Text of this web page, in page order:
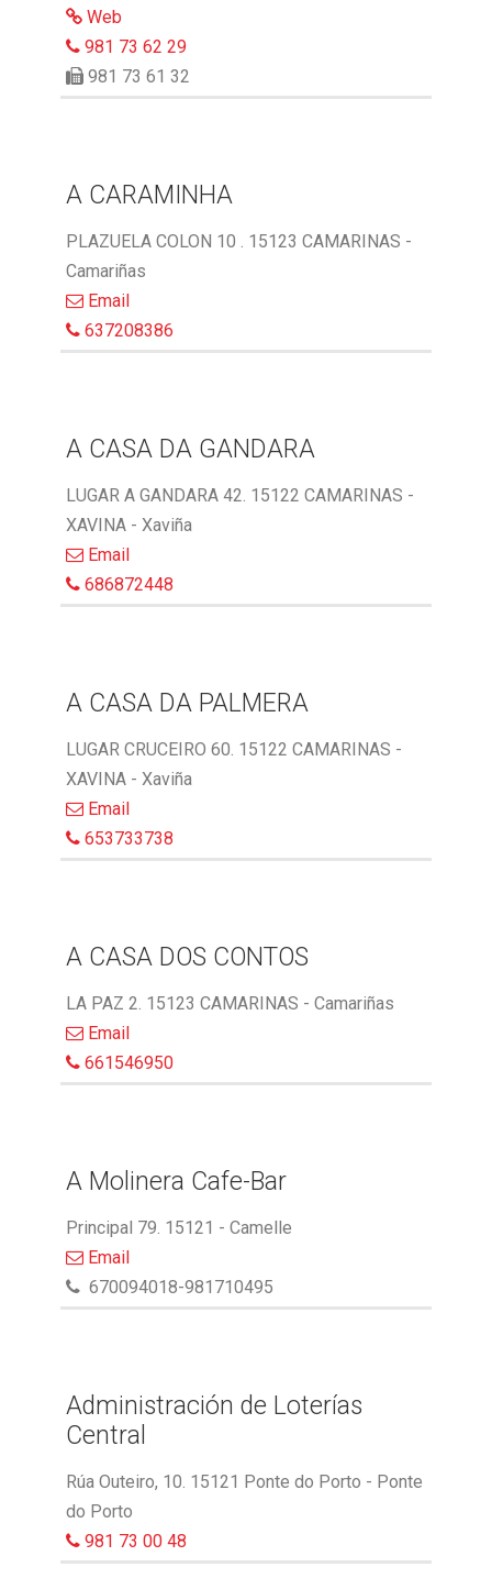
Web
981 73 62 29
981 73 61 32
A CARAMINHA
PLAZUELA COLON 10 . 15123 CAMARINAS -
Camariñas
Email
637208386
A CASA DA GANDARA
LUGAR A GANDARA 42. 15122 CAMARINAS -
XAVINA - Xaviña
Email
686872448
A CASA DA PALMERA
LUGAR CRUCEIRO 60. 15122 CAMARINAS -
XAVINA - Xaviña
Email
653733738
A CASA DOS CONTOS
LA PAZ 2. 15123 CAMARINAS - Camariñas
Email
661546950
A Molinera Cafe-Bar
Principal 79. 15121 - Camelle
Email
670094018-981710495
Administración de Loterías
Central
Rúa Outeiro, 10. 15121 Ponte do Porto - Ponte
do Porto
981 73 00 48